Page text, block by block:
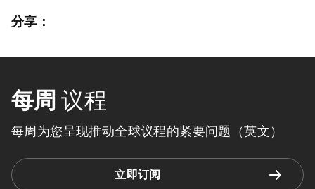
分享：
每周 议程
每周为您呈现推动全球议程的紧要问题（英文）
立即订阅